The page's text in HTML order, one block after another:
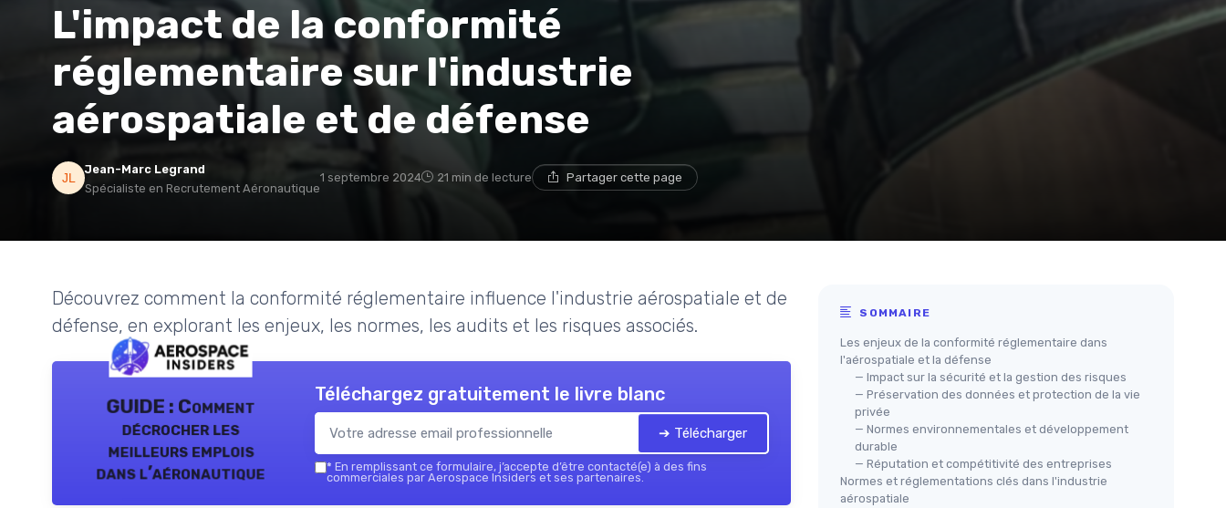
L'impact de la conformité
réglementaire sur l'industrie
aérospatiale et de défense
Jean-Marc Legrand
Spécialiste en Recrutement Aéronautique
1 septembre 2024 21 min de lecture Partager cette page
Découvrez comment la conformité réglementaire influence l'industrie aérospatiale et de
défense, en explorant les enjeux, les normes, les audits et les risques associés.
GUIDE : Comment
décrocher les
meilleurs emplois
dans l’aéronautique
Téléchargez gratuitement le livre blanc
➔ Télécharger
* En remplissant ce formulaire, j’accepte d’être contacté(e) à des fins
commerciales par Aerospace Insiders et ses partenaires.
SOMMAIRE
Les enjeux de la conformité réglementaire dans
l'aérospatiale et la défense
— Impact sur la sécurité et la gestion des risques
— Préservation des données et protection de la vie
privée
— Normes environnementales et développement
durable
— Réputation et compétitivité des entreprises
Normes et réglementations clés dans l'industrie
aérospatiale